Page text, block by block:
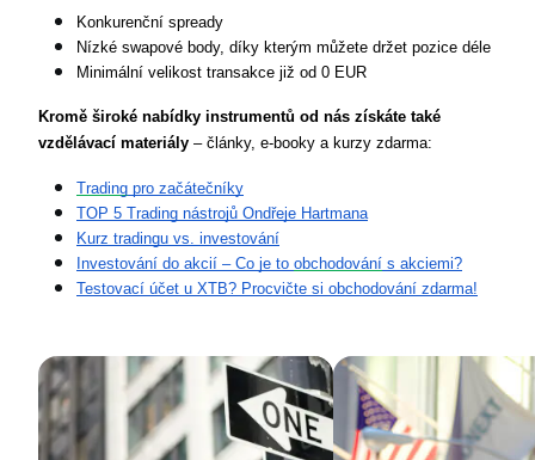
Konkurenční spready
Nízké swapové body, díky kterým můžete držet pozice déle
Minimální velikost transakce již od 0 EUR
Kromě široké nabídky instrumentů od nás získáte také
vzdělávací materiály – články, e-booky a kurzy zdarma:
Trading pro začátečníky
TOP 5 Trading nástrojů Ondřeje Hartmana
Kurz tradingu vs. investování
Investování do akcií – Co je to obchodování s akciemi?
Testovací účet u XTB? Procvičte si obchodování zdarma!